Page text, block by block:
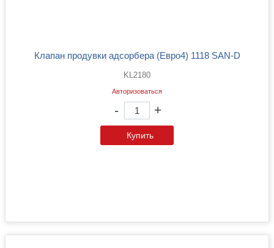
Клапан продувки адсорбера (Евро4) 1118 SAN-D
KL2180
Авторизоваться
- +
Купить